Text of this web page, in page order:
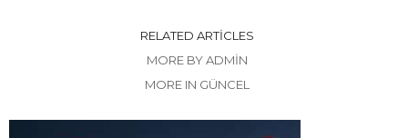
RELATED ARTICLES
MORE BY ADMIN
MORE IN GÜNCEL